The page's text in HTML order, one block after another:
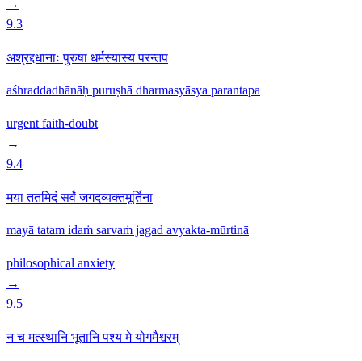
→
9.3
अश्रद्दधानाः पुरुषा धर्मस्यास्य परन्तप
aśhraddadhānāḥ puruṣhā dharmasyāsya parantapa
urgent faith-doubt
→
9.4
मया ततमिदं सर्वं जगदव्यक्तमूर्तिना
mayā tatam idaṁ sarvaṁ jagad avyakta-mūrtinā
philosophical anxiety
→
9.5
न च मत्स्थानि भूतानि पश्य मे योगमैश्वरम्